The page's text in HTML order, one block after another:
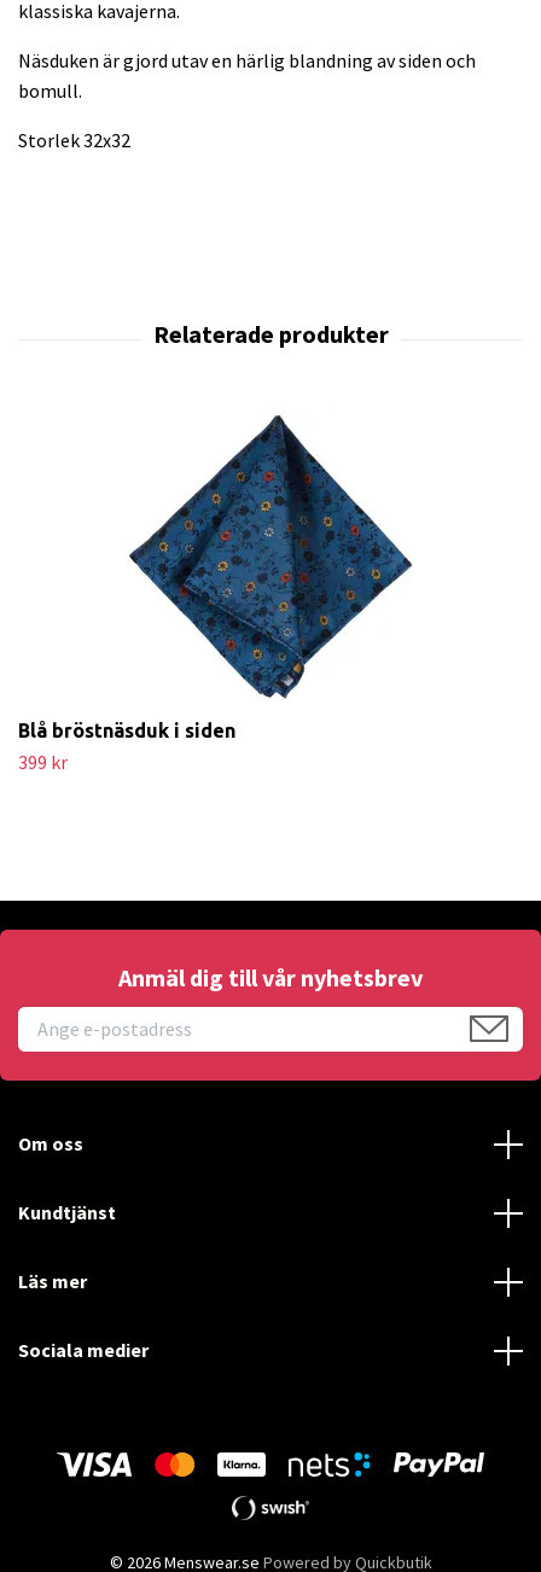
klassiska kavajerna.
Näsduken är gjord utav en härlig blandning av siden och
bomull.
Storlek 32x32
Blå bröstnäsduk i siden
399 kr
Anmäl dig till vår nyhetsbrev
Om oss
Kundtjänst
Läs mer
Sociala medier
© 2026 Menswear.se Powered by Quickbutik